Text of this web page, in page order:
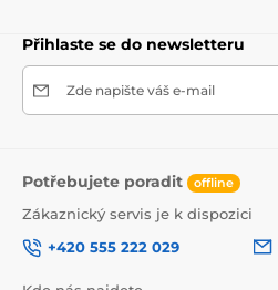
Přihlaste se do newsletteru
Zde napište váš e-mail
Potřebujete poradit offline
Zákaznický servis je k dispozici
+420 555 222 029